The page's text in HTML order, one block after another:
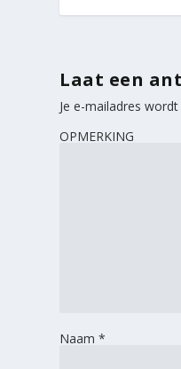
Laat een
Je e-mailadres
OPMERKING
Naam*